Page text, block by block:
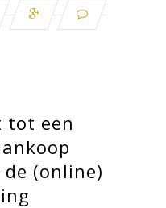
tot een
(online)